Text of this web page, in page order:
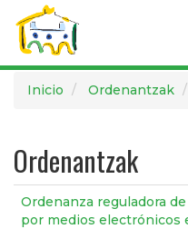
Inicio Ordenantzak
Ordenantzak
Ordenanza reguladora
por medios electrónicos